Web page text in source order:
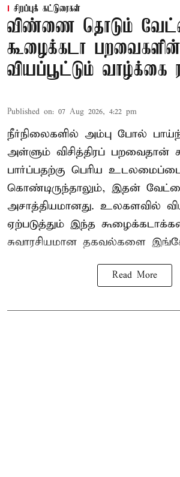
சிறப்புக் கட்டுரைகள்
விண்ணை தொடும்
கூழைக்கடா பறவைகளின்
வியப்பூட்டும் வாழ்க்கை
Published on: 07 Aug 2026, 4:22 pm
நீர்நிலைகளில் அம்பு போல்
அள்ளும் விசித்திரப் பறவைதான்
பார்ப்பதற்கு பெரிய
கொண்டிருந்தாலும், இதன்
அசாத்தியமானது. உலகளவில்
ஏற்படுத்தும் இந்த
சுவாரசியமான தகவல்களை
Read More